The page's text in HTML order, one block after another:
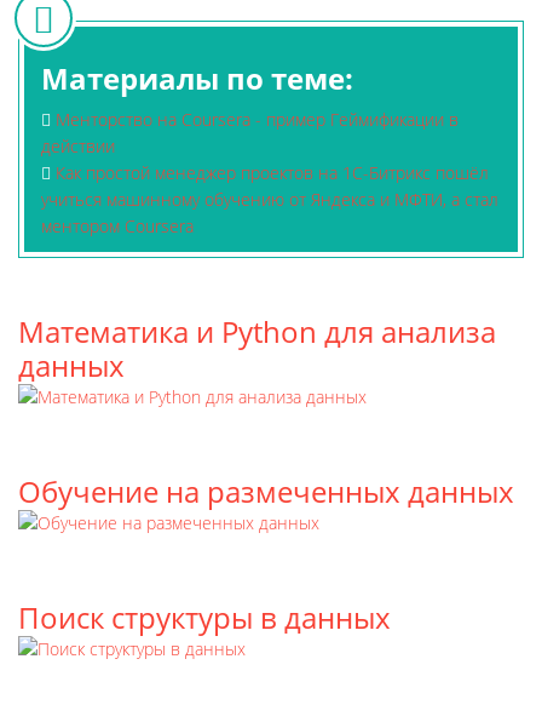
Материалы по теме:
Менторство на Coursera - пример Геймификации в
действии
Как простой менеджер проектов на 1С-Битрикс пошёл
учиться машинному обучению от Яндекса и МФТИ, а стал
ментором Coursera
Математика и Python для анализа
данных
Обучение на размеченных данных
Поиск структуры в данных